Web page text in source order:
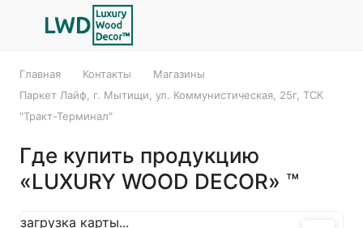
Главная Контакты
Магазины
Паркет Лайф, г. Мытищи, ул. Коммунистическая, 25г, ТСК
"Тракт-Терминал"
Где купить продукцию
«LUXURY WOOD DECOR» ™
загрузка карты...